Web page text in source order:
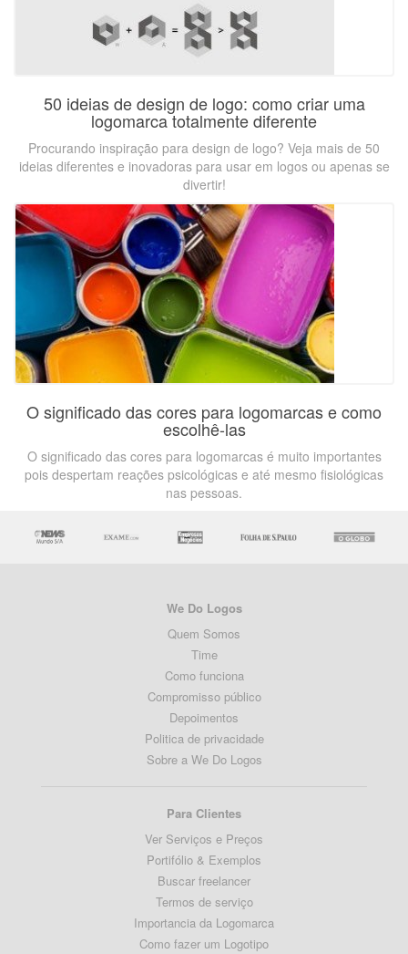
50 ideias de design de logo: como criar uma
logomarca totalmente diferente
Procurando inspiração para design de logo? Veja mais de 50
ideias diferentes e inovadoras para usar em logos ou apenas se
divertir!
O significado das cores para logomarcas e como
escolhê-las
O significado das cores para logomarcas é muito importantes
pois despertam reações psicológicas e até mesmo fisiológicas
nas pessoas.
We Do Logos
Quem Somos
Time
Como funciona
Compromisso público
Depoimentos
Politica de privacidade
Sobre a We Do Logos
Para Clientes
Ver Serviços e Preços
Portifólio & Exemplos
Buscar freelancer
Termos de serviço
Importancia da Logomarca
Como fazer um Logotipo